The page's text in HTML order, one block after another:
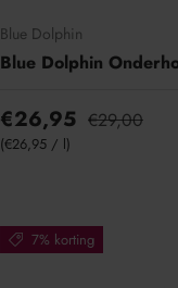
Blue Dolphin
Blue Dolphin
€26,95 €29,00
Eenheid prijs
€26,95 / l
7% korting